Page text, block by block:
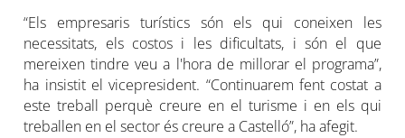
“Els empresaris turístics són els qui coneixen les
necessitats, els costos i les dificultats, i són el que
mereixen tindre veu a l'hora de millorar el programa”,
ha insistit el vicepresident. “Continuarem fent costat a
este treball perquè creure en el turisme i en els qui
treballen en el sector és creure a Castelló”, ha afegit.